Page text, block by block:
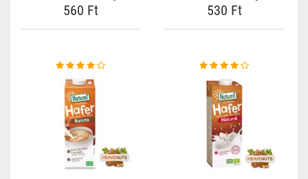
560 Ft 530 Ft